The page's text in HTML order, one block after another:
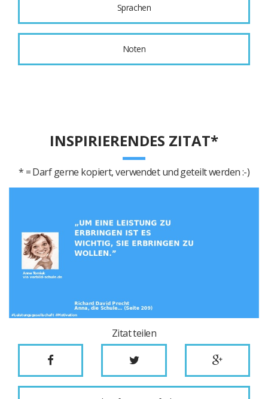
Sprachen
Noten
INSPIRIERENDES ZITAT*
* = Darf gerne kopiert, verwendet und geteilt werden :-)
Zitat teilen